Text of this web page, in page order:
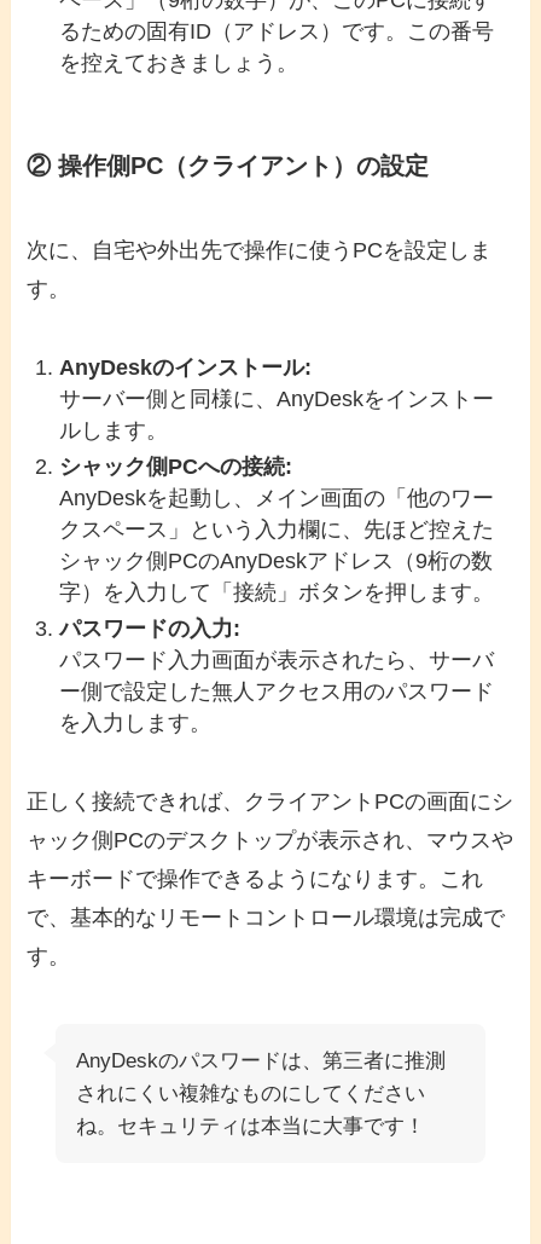
るための固有ID（アドレス）です。この番号
を控えておきましょう。
② 操作側PC（クライアント）の設定
次に、自宅や外出先で操作に使うPCを設定しま
す。
AnyDeskのインストール:
サーバー側と同様に、AnyDeskをインストー
ルします。
シャック側PCへの接続:
AnyDeskを起動し、メイン画面の「他のワー
クスペース」という入力欄に、先ほど控えた
シャック側PCのAnyDeskアドレス（9桁の数
字）を入力して「接続」ボタンを押します。
パスワードの入力:
パスワード入力画面が表示されたら、サーバ
ー側で設定した無人アクセス用のパスワード
を入力します。
正しく接続できれば、クライアントPCの画面にシ
ャック側PCのデスクトップが表示され、マウスや
キーボードで操作できるようになります。これ
で、基本的なリモートコントロール環境は完成で
す。
AnyDeskのパスワードは、第三者に推測
されにくい複雑なものにしてください
ね。セキュリティは本当に大事です！